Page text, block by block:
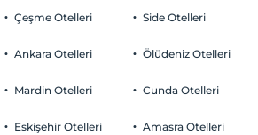
Otopark (Tesis disinda)
yoktur
Çeşme Otelleri
Ankara Otelleri
Mardin Otelleri
Eskişehir Otelleri
Side Otelleri
Ölüdeniz Otelleri
Cunda Otelleri
Amasra Otelleri